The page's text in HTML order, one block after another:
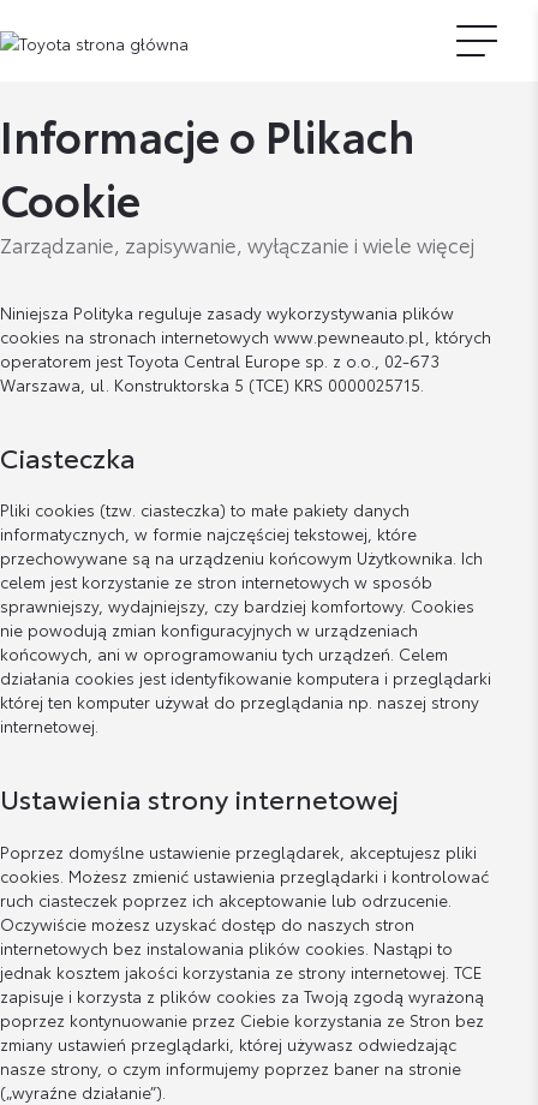
Informacje o Plikach
Cookie
Zarządzanie, zapisywanie, wyłączanie i wiele więcej
Niniejsza Polityka reguluje zasady wykorzystywania plików
cookies na stronach internetowych www.pewneauto.pl, których
operatorem jest Toyota Central Europe sp. z o.o., 02-673
Warszawa, ul. Konstruktorska 5 (TCE) KRS 0000025715.
Ciasteczka
Pliki cookies (tzw. ciasteczka) to małe pakiety danych
informatycznych, w formie najczęściej tekstowej, które
przechowywane są na urządzeniu końcowym Użytkownika. Ich
celem jest korzystanie ze stron internetowych w sposób
sprawniejszy, wydajniejszy, czy bardziej komfortowy. Cookies
nie powodują zmian konfiguracyjnych w urządzeniach
końcowych, ani w oprogramowaniu tych urządzeń. Celem
działania cookies jest identyfikowanie komputera i przeglądarki
której ten komputer używał do przeglądania np. naszej strony
internetowej.
Ustawienia strony internetowej
Poprzez domyślne ustawienie przeglądarek, akceptujesz pliki
cookies. Możesz zmienić ustawienia przeglądarki i kontrolować
ruch ciasteczek poprzez ich akceptowanie lub odrzucenie.
Oczywiście możesz uzyskać dostęp do naszych stron
internetowych bez instalowania plików cookies. Nastąpi to
jednak kosztem jakości korzystania ze strony internetowej. TCE
zapisuje i korzysta z plików cookies za Twoją zgodą wyrażoną
poprzez kontynuowanie przez Ciebie korzystania ze Stron bez
zmiany ustawień przeglądarki, której używasz odwiedzając
nasze strony, o czym informujemy poprzez baner na stronie
(„wyraźne działanie”).